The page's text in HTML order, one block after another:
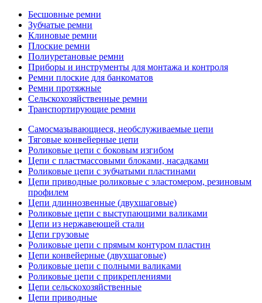
Бесшовные ремни
Зубчатые ремни
Клиновые ремни
Плоские ремни
Полиуретановые ремни
Приборы и инструменты для монтажа и контроля
Ремни плоские для банкоматов
Ремни протяжные
Сельскохозяйственные ремни
Транспортирующие ремни
Самосмазывающиеся, необслуживаемые цепи
Тяговые конвейерные цепи
Роликовые цепи с боковым изгибом
Цепи с пластмассовыми блоками, насадками
Роликовые цепи с зубчатыми пластинами
Цепи приводные роликовые с эластомером, резиновым
профилем
Цепи длиннозвенные (двухшаговые)
Роликовые цепи с выступающими валиками
Цепи из нержавеющей стали
Цепи грузовые
Роликовые цепи с прямым контуром пластин
Цепи конвейерные (двухшаговые)
Роликовые цепи с полными валиками
Роликовые цепи с прикреплениями
Цепи сельскохозяйственные
Цепи приводные